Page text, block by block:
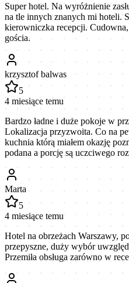
Super hotel. Na wyróżnienie
na tle innych znanych mi hoteli.
kierowniczka recepcji.
gościa.
krzysztof balwas
5
4 miesiące temu
Bardzo ładne i duże pokoje w
Lokalizacja przyzwoita. Co na
kuchnia którą miałem okazję
podana a porcję są uczciwego
Marta
5
4 miesiące temu
Hotel na obrzeżach Warszawy,
przepyszne, duży wybór
Przemiła obsługa zarówno w